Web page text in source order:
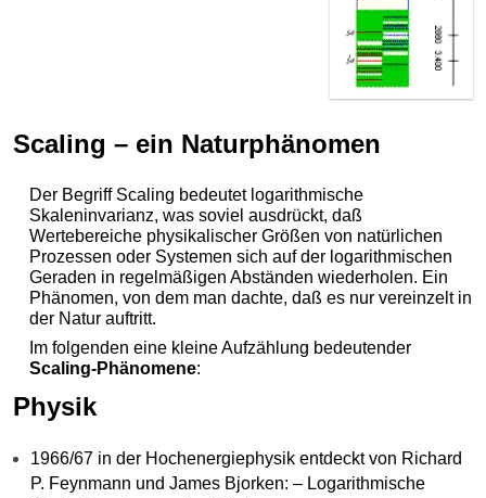
Scaling – ein Naturphänomen
Der Begriff Scaling bedeutet logarithmische
Skaleninvarianz, was soviel ausdrückt, daß
Wertebereiche physikalischer Größen von natürlichen
Prozessen oder Systemen sich auf der logarithmischen
Geraden in regelmäßigen Abständen wiederholen. Ein
Phänomen, von dem man dachte, daß es nur vereinzelt in
der Natur auftritt.
Im folgenden eine kleine Aufzählung bedeutender
Scaling-Phänomene:
Physik
1966/67 in der Hochenergiephysik entdeckt von Richard
P. Feynmann und James Bjorken: – Logarithmische